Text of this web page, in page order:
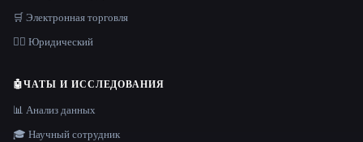
🛒 Электронная торговля
👩‍⚖️ Юридический
🤖ЧАТЫ И ИССЛЕДОВАНИЯ
📊 Анализ данных
🎓 Научный сотрудник